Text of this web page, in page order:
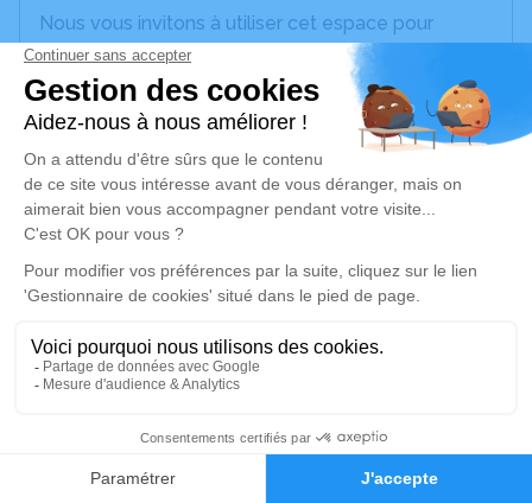
Faire-part Hommages
Nous vous invitons à utiliser cet espace pour
laisser vos condoléances, partager des photos
souvenirs, une anecdote ou exprimer vos pensées
à travers des poèmes ou des textes. Cet endroit
est un lieu d'expression dédié à honorer la
mémoire de Claude FAYEULLE.
Cérémonie religieuse
vendredi 02 janvier 2026 à 15h00
Église Notre Dame de l'Assomption de
Balaruc-les-Bains
34540 Balaruc-les-Bains